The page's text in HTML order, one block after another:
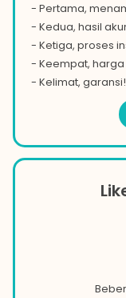
- Pertama,
- Kedua, hasil
- Ketiga, proses
- Keempat,
- Kelimat, garansi!